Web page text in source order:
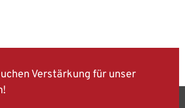
Verstärkung für unser